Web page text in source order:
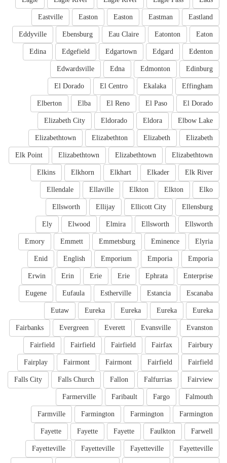
Eastland
Eastman
Easton
Easton
Eastville
Eaton
Eatonton
Eau Claire
Ebensburg
Eddyville
Edenton
Edgard
Edgartown
Edgefield
Edina
Edinburg
Edmonton
Edna
Edwardsville
Effingham
Ekalaka
El Centro
El Dorado
El Dorado
El Paso
El Reno
Elba
Elberton
Elbow Lake
Eldora
Eldorado
Elizabeth City
Elizabeth
Elizabeth
Elizabethton
Elizabethtown
Elizabethtown
Elizabethtown
Elizabethtown
Elk Point
Elk River
Elkader
Elkhart
Elkhorn
Elkins
Elko
Elkton
Elkton
Ellaville
Ellendale
Ellensburg
Ellicott City
Ellijay
Ellsworth
Ellsworth
Ellsworth
Elmira
Elwood
Ely
Elyria
Eminence
Emmetsburg
Emmett
Emory
Emporia
Emporia
Emporium
English
Enid
Enterprise
Ephrata
Erie
Erie
Erin
Erwin
Escanaba
Estancia
Estherville
Eufaula
Eugene
Eureka
Eureka
Eureka
Eureka
Eutaw
Evanston
Evansville
Everett
Evergreen
Fairbanks
Fairbury
Fairfax
Fairfield
Fairfield
Fairfield
Fairfield
Fairfield
Fairmont
Fairmont
Fairplay
Fairview
Falfurrias
Fallon
Falls Church
Falls City
Falmouth
Fargo
Faribault
Farmerville
Farmington
Farmington
Farmington
Farmville
Farwell
Faulkton
Fayette
Fayette
Fayette
Fayetteville
Fayetteville
Fayetteville
Fayetteville